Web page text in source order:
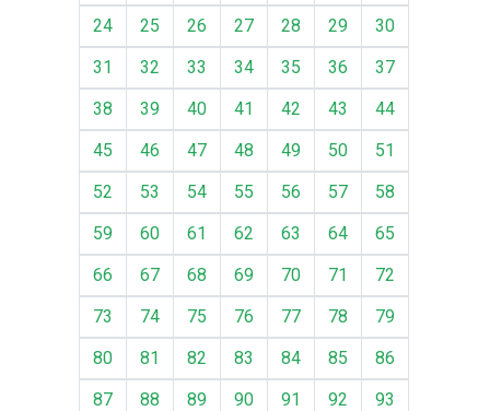
24
25 26 27 28 29
30
31
32 33 34 35 36
37
38
39 40 41 42 43
44
45
46 47 48 49 50
51
52
53 54 55 56 57
58
59
60 61 62 63 64
65
66
67 68 69 70 71
72
73
74 75 76 77 78
79
80
81 82 83 84 85
86
87
88 89 90 91 92
93